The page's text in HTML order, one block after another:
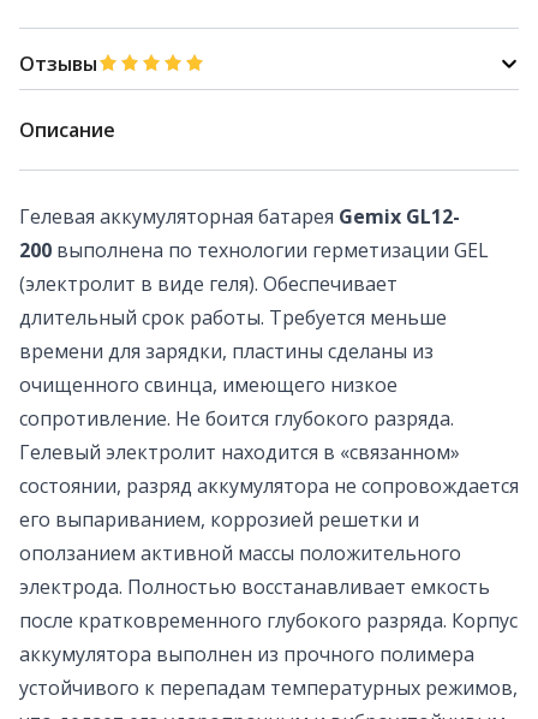
Отзывы
Описание
Гелевая аккумуляторная батарея Gemix GL12-
200 выполнена по технологии герметизации GEL
(электролит в виде геля). Обеспечивает
длительный срок работы. Требуется меньше
времени для зарядки, пластины сделаны из
очищенного свинца, имеющего низкое
сопротивление. Не боится глубокого разряда.
Гелевый электролит находится в «связанном»
состоянии, разряд аккумулятора не сопровождается
его выпариванием, коррозией решетки и
оползанием активной массы положительного
электрода. Полностью восстанавливает емкость
после кратковременного глубокого разряда. Корпус
аккумулятора выполнен из прочного полимера
устойчивого к перепадам температурных режимов,